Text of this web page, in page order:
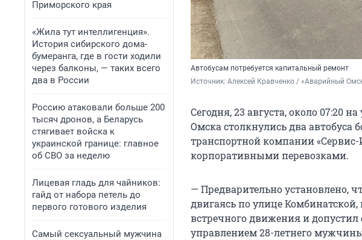
Приморского края
«Жила тут интеллигенция».
История сибирского дома-
бумеранга, где в гости ходили
через балконы, — таких всего
два в России
Россию атаковали больше 200
тысяч дронов, а Беларусь
стягивает войска к
украинской границе: главное
об СВО за неделю
Лицевая гладь для чайников:
гайд от набора петель до
первого готового изделия
Самый сексуальный мужчина
Автобусам потребуется капитальный ремонт
Источник: Алексей Кравченко / «Аварийный
Сегодня, 23 августа, около 07:20
Омска столкнулись два автобуса
транспортной компании «Сервис-
корпоративными перевозками.
— Предварительно установлено,
двигаясь по улице
встречного движения и допустил
управлением 28-летнего